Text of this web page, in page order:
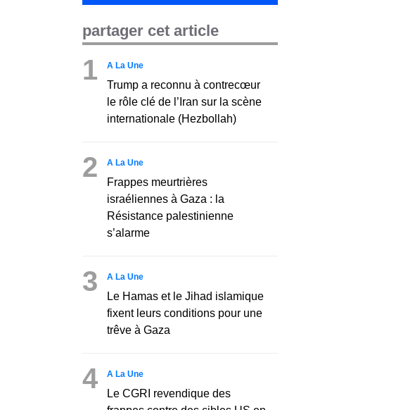
partager cet article
1 A La Une
Trump a reconnu à contrecœur
le rôle clé de l’Iran sur la scène
internationale (Hezbollah)
2 A La Une
Frappes meurtrières
israéliennes à Gaza : la
Résistance palestinienne
s’alarme
3 A La Une
Le Hamas et le Jihad islamique
fixent leurs conditions pour une
trêve à Gaza
4 A La Une
Le CGRI revendique des